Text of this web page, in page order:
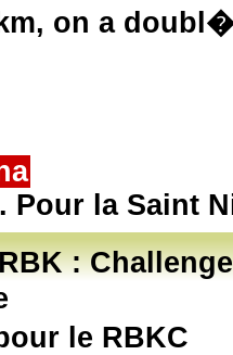
on a
Pour la Saint
:
le RBKC